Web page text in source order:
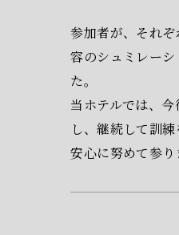
参加者が、それ
容のシュミレー
た。
当ホテルでは、
し、継続して訓
安心に努めて参り